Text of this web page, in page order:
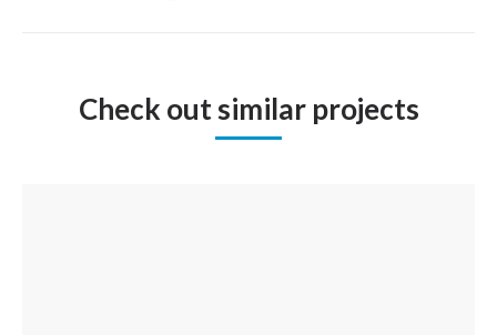
Check out similar projects